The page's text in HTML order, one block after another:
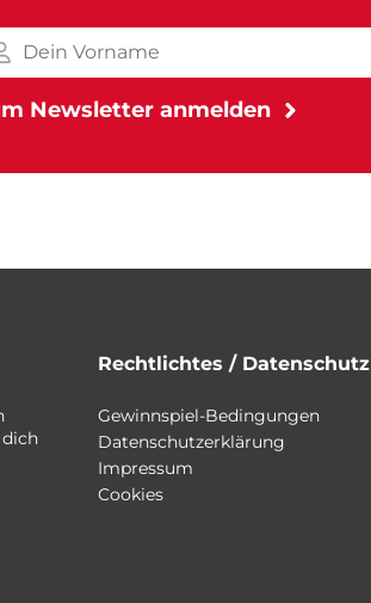
Rechtlichtes / Datenschutz
Gewinnspiel-Bedingungen
Datenschutzerklärung
Impressum
Cookies